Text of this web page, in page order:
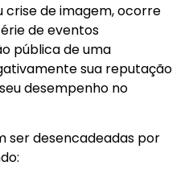
crise de imagem, ocorre
de eventos
pública de uma
sua reputação
desempenho no
ser desencadeadas por